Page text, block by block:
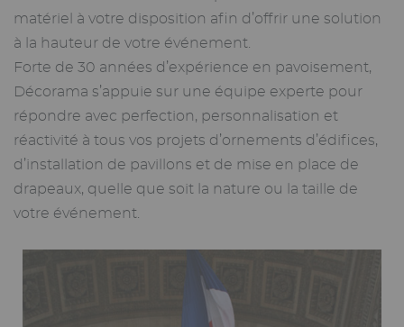
matériel à votre disposition afin d’offrir une solution
à la hauteur de votre événement.
Forte de 30 années d’expérience en pavoisement,
Décorama s’appuie sur une équipe experte pour
répondre avec perfection, personnalisation et
réactivité à tous vos projets d’ornements d’édifices,
d’installation de pavillons et de mise en place de
drapeaux, quelle que soit la nature ou la taille de
votre événement.